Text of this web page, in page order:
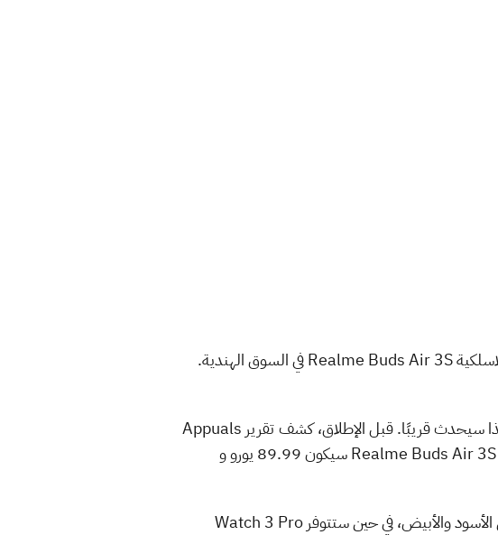
قبل شهرين، أطلقت Realme لأول مرة ساعة Realme Watch 3 Pro وسماعات الأذن اللاسلكية Realme Buds Air 3S في السوق الهندية.
لم تطلق الشركة هذه الأجهزة بعد في السوق الأوروبية، ومع ذلك، ظهرت الشائعات تفيد بأن هذا سيحدث قريبًا. قبل الإطلاق، كشف تقرير Appuals
الجديد عن أسعار هذه الأجهزة في أوروبا، ووفقًا للتقرير، فإن سعر Realme Watch 3 Pro و Realme Buds Air 3S سيكون 89.99 يورو و
من المتوقع إطلاق الأجهزة في ديسمبر في أوروبا. وسيتم تقديم سماعات Buds Air 3S باللونين الأسود والأبيض، في حين ستتوفر Watch 3 Pro